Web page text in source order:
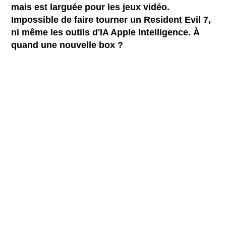
mais est larguée pour les jeux vidéo.
Impossible de faire tourner un Resident Evil 7,
ni même les outils d'IA Apple Intelligence. À
quand une nouvelle box ?